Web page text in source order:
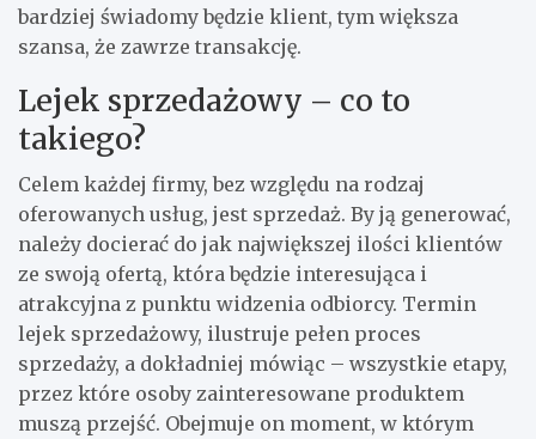
bardziej świadomy będzie klient, tym większa
szansa, że zawrze transakcję.
Lejek sprzedażowy – co to
takiego?
Celem każdej firmy, bez względu na rodzaj
oferowanych usług, jest sprzedaż. By ją generować,
należy docierać do jak największej ilości klientów
ze swoją ofertą, która będzie interesująca i
atrakcyjna z punktu widzenia odbiorcy. Termin
lejek sprzedażowy, ilustruje pełen proces
sprzedaży, a dokładniej mówiąc – wszystkie etapy,
przez które osoby zainteresowane produktem
muszą przejść. Obejmuje on moment, w którym